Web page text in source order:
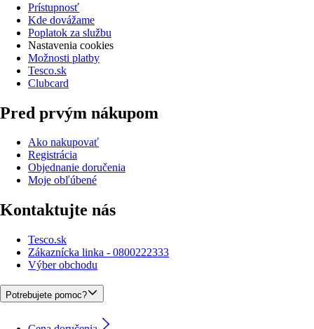
Prístupnosť
Kde dovážame
Poplatok za službu
Nastavenia cookies
Možnosti platby
Tesco.sk
Clubcard
Pred prvým nákupom
Ako nakupovať
Registrácia
Objednanie doručenia
Moje obľúbené
Kontaktujte nás
Tesco.sk
Zákaznícka linka - 0800222333
Výber obchodu
Potrebujete pomoc?